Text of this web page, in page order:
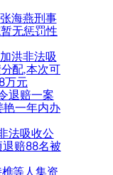
海燕刑事
无惩罚性
洪非法吸
配,本次可
万元
退赔一案
艳一年内办
法吸收公
赔88名被
等人集资